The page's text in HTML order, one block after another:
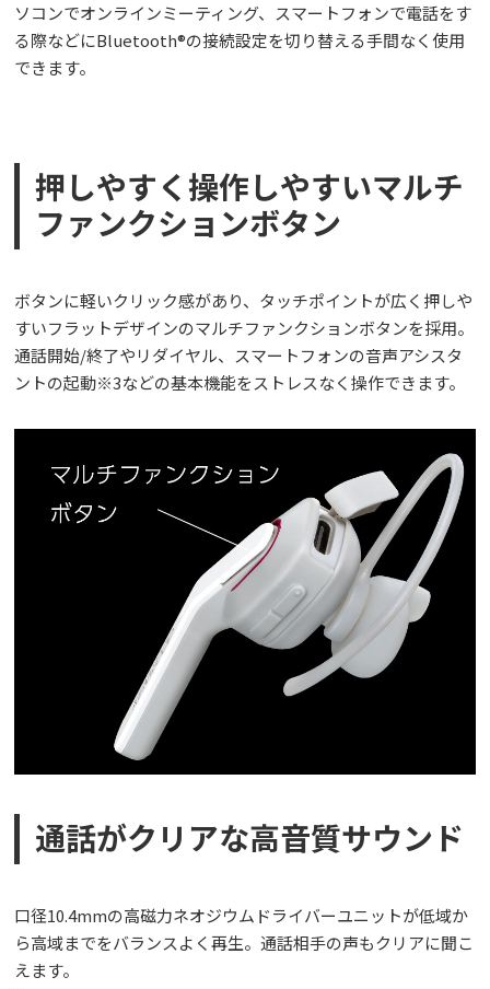
ソコンでオンラインミーティング、スマートフォンで電話をす
る際などにBluetooth®の接続設定を切り替える手間なく使用
できます。
押しやすく操作しやすいマルチ
ファンクションボタン
ボタンに軽いクリック感があり、タッチポイントが広く押しや
すいフラットデザインのマルチファンクションボタンを採用。
通話開始/終了やリダイヤル、スマートフォンの音声アシスタ
ントの起動※3などの基本機能をストレスなく操作できます。
通話がクリアな高音質サウンド
口径10.4mmの高磁力ネオジウムドライバーユニットが低域か
ら高域までをバランスよく再生。通話相手の声もクリアに聞こ
えます。